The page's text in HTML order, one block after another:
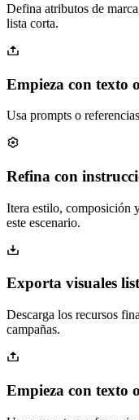
Defina atributos de
lista corta.
Empieza con texto
Usa prompts o
Refina con
Itera estilo, composición
este escenario.
Exporta visuales
Descarga los recursos
campañas.
Empieza con texto